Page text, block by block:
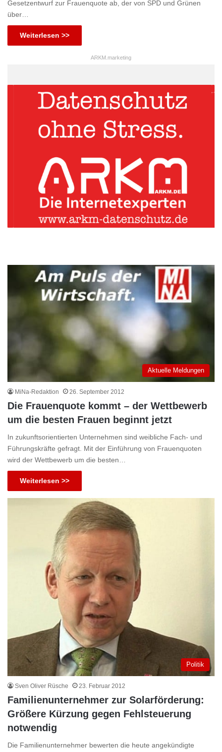
Gesetzentwurf zur Frauenquote ab, der von SPD und Grünen
über…
Weiterlesen >>
ARKM.marketing
Aktuelle Meldungen
MiNa-Redaktion 26. September 2012
Die Frauenquote kommt – der Wettbewerb
um die besten Frauen beginnt jetzt
In zukunftsorientierten Unternehmen sind weibliche Fach- und
Führungskräfte gefragt. Mit der Einführung von Frauenquoten
wird der Wettbewerb um die besten…
Weiterlesen >>
Politik
Sven Oliver Rüsche 23. Februar 2012
Familienunternehmer zur Solarförderung:
Größere Kürzung gegen Fehlsteuerung
notwendig
Die Familienunternehmer bewerten die heute angekündigte